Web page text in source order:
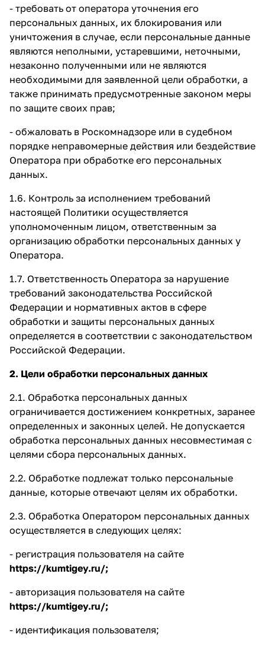
- требовать от оператора уточнения его
персональных данных, их блокирования или
уничтожения в случае, если персональные данные
являются неполными, устаревшими, неточными,
незаконно полученными или не являются
необходимыми для заявленной цели обработки, а
также принимать предусмотренные законом меры
по защите своих прав;
- обжаловать в Роскомнадзоре или в судебном
порядке неправомерные действия или бездействие
Оператора при обработке его персональных
данных.
1.6. Контроль за исполнением требований
настоящей Политики осуществляется
уполномоченным лицом, ответственным за
организацию обработки персональных данных у
Оператора.
1.7. Ответственность Оператора за нарушение
требований законодательства Российской
Федерации и нормативных актов в сфере
обработки и защиты персональных данных
определяется в соответствии с законодательством
Российской Федерации.
2. Цели обработки персональных данных
2.1. Обработка персональных данных
ограничивается достижением конкретных, заранее
определенных и законных целей. Не допускается
обработка персональных данных несовместимая с
целями сбора персональных данных.
2.2. Обработке подлежат только персональные
данные, которые отвечают целям их обработки.
2.3. Обработка Оператором персональных данных
осуществляется в следующих целях:
- регистрация пользователя на сайте
https://kumtigey.ru/;
- авторизация пользователя на сайте
https://kumtigey.ru/;
- идентификация пользователя;